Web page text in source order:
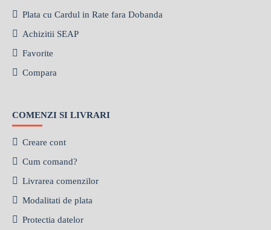
Plata cu Cardul in Rate fara Dobanda
Achizitii SEAP
Favorite
Compara
COMENZI SI LIVRARI
Creare cont
Cum comand?
Livrarea comenzilor
Modalitati de plata
Protectia datelor